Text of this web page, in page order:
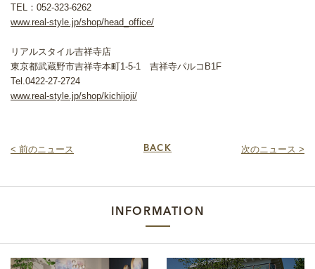
TEL：052-323-6262
www.real-style.jp/shop/head_office/
リアルスタイル吉祥寺店
東京都武蔵野市吉祥寺本町1-5-1 吉祥寺パルコB1F
Tel.0422-27-2724
www.real-style.jp/shop/kichijoji/
< 前のニュース 次のニュース >
BACK
INFORMATION